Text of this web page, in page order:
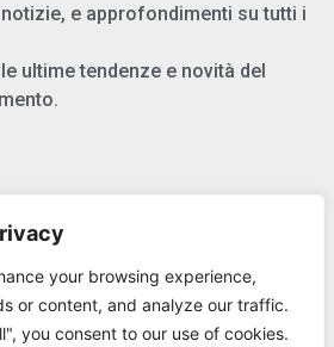
your browsing experience,
or content, and analyze our traffic.
you consent to our use of cookies.
e approfondimenti su tutti i
ultime tendenze e novità del
Policy
Policy